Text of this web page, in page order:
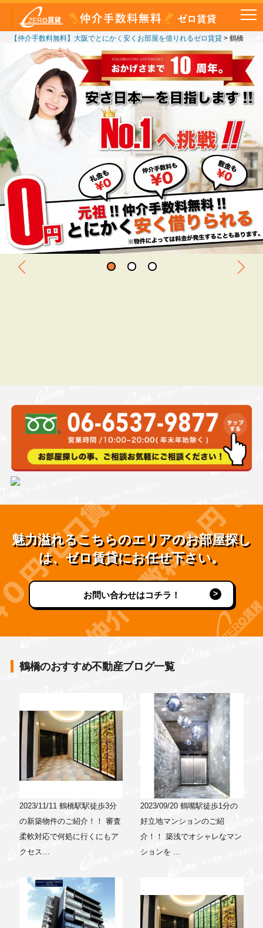
【仲介手数料無料】大阪でとにかく安くお部屋を借りれるゼロ賃貸> 鶴橋
魅力溢れるこちらのエリアのお部屋探し
は、ゼロ賃貸にお任せ下さい。
お問い合わせはコチラ！
鶴橋のおすすめ不動産ブログ一覧
2023/11/11 鶴橋駅駅徒歩3分
の新築物件のご紹介！！ 審査
柔軟対応で何処に行くにもア
クセス…
2023/09/20 鶴嘴駅徒歩1分の
好立地マンションのご紹
介！！ 築浅でオシャレなマン
ションを …